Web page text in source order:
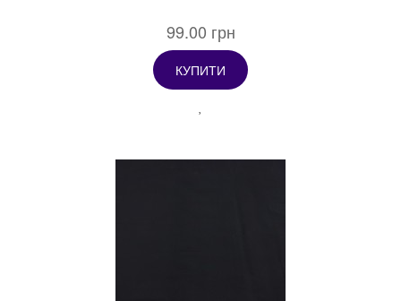
99.00 грн
КУПИТИ